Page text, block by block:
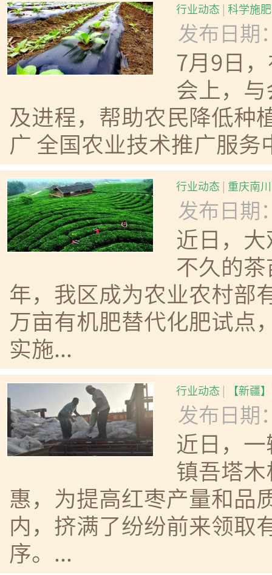
行业动态 | 科学施
发布日期
7月9日
会上，
及进程，帮助农民降低种
广 全国农业技术推广服
行业动态 | 重庆南
发布日期
近日，
不久的
年，我区成为农业农村部
万亩有机肥替代化肥试点
实施...
行业动态 | 【新疆
发布日期
近日，
镇吾塔
惠，为提高红枣产量和品
内，挤满了纷纷前来领取
序。...